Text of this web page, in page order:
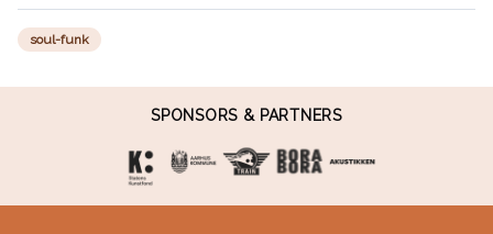
soul-funk
SPONSORS & PARTNERS